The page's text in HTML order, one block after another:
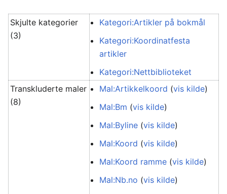
Skjulte kategorier
(3)
Kategori:Artikler på bokmål
Kategori:Koordinatfesta
artikler
Kategori:Nettbiblioteket
Transkluderte maler
(8)
Mal:Artikkelkoord (vis kilde)
Mal:Bm (vis kilde)
Mal:Byline (vis kilde)
Mal:Koord (vis kilde)
Mal:Koord ramme (vis kilde)
Mal:Nb.no (vis kilde)